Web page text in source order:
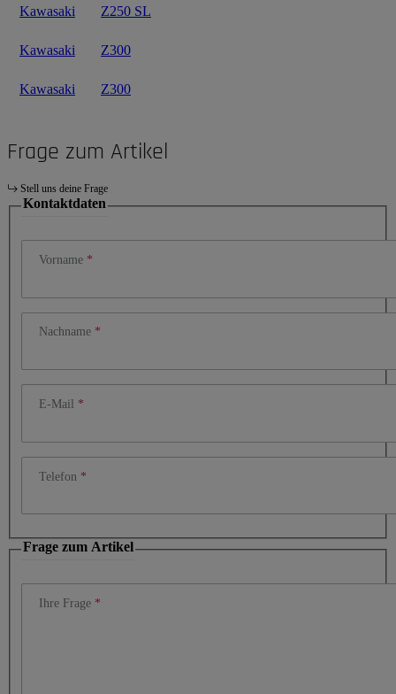
Kawasaki Z250 SL
Kawasaki Z300
Kawasaki Z300
Frage zum Artikel
Stell uns deine Frage
Kontaktdaten
Vorname
Nachname
E-Mail
Telefon
Frage zum Artikel
Ihre Frage